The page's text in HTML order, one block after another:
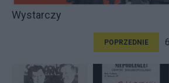
Wystarczy
POPRZEDNIE